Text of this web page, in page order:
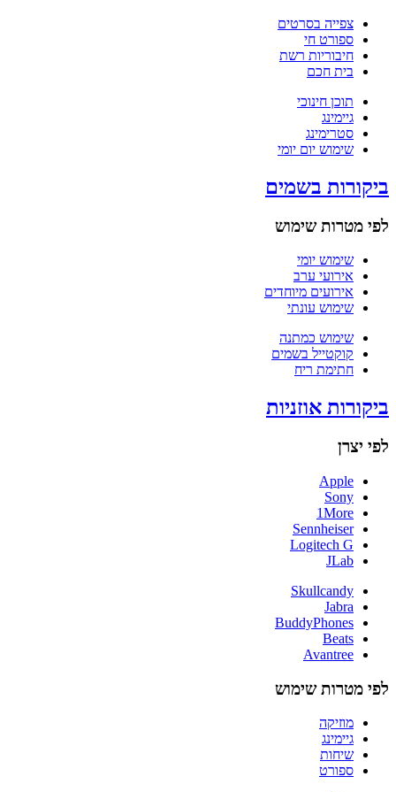
צפייה בסרטים
ספורט חי
חיבוריות רשת
בית חכם
תוכן חינוכי
גיימינג
סטרימינג
שימוש יום יומי
ביקורות בשמים
לפי מטרות שימוש
שימוש יומי
אירועי ערב
אירועים מיוחדים
שימוש עונתי
שימוש כמתנה
קוקטייל בשמים
חתימת ריח
ביקורות אוזניות
לפי יצרן
Apple
Sony
1More
Sennheiser
Logitech G
JLab
Skullcandy
Jabra
BuddyPhones
Beats
Avantree
לפי מטרות שימוש
מוזיקה
גיימינג
שיחות
ספורט